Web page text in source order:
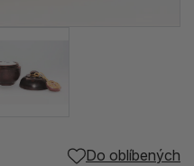
Do oblíbených